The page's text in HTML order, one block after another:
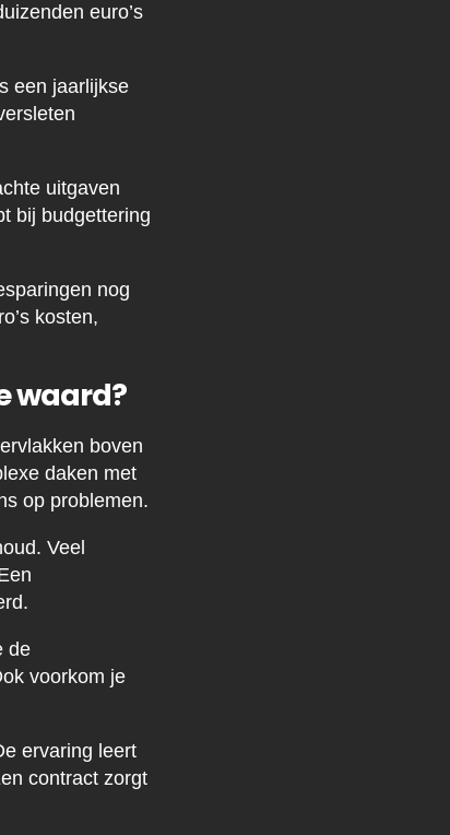
euro’s
een jaarlijkse
uitgaven
bij budgettering
nog
kosten,
waard?
boven
daken met
op problemen.
Veel
de
voorkom je
ervaring leert
contract zorgt